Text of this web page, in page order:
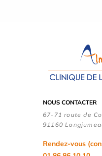
NOUS CONTACTER
67-71 route de
91160
Rendez-vous